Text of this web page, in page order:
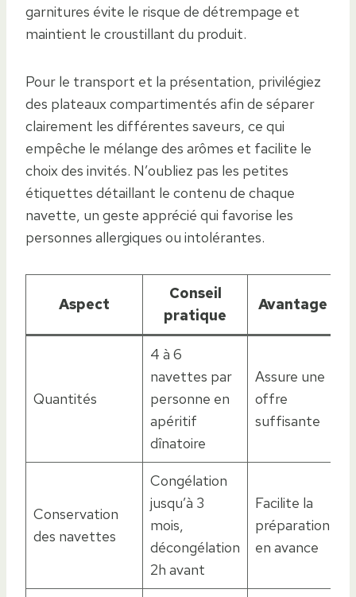
garnitures évite le risque de détrempage et
maintient le croustillant du produit.
Pour le transport et la présentation, privilégiez
des plateaux compartimentés afin de séparer
clairement les différentes saveurs, ce qui
empêche le mélange des arômes et facilite le
choix des invités. N’oubliez pas les petites
étiquettes détaillant le contenu de chaque
navette, un geste apprécié qui favorise les
personnes allergiques ou intolérantes.
Aspect
Conseil
pratique
Avantage
Quantités
4 à 6
navettes par
personne en
apéritif
dînatoire
Assure une
offre
suffisante
Conservation
des navettes
Congélation
jusqu’à 3
mois,
décongélation
2h avant
Facilite la
préparation
en avance